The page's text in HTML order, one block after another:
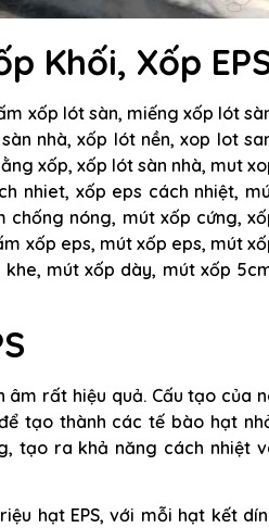
Khối, Xốp
xốp lót sàn, miếng xốp lót
nhà, xốp lót nền, xop lot
xốp, xốp lót sàn nhà, mut
nhiet, xốp eps cách nhiệt,
chống nóng, mút xốp cứng,
xốp eps, mút xốp eps, mút
mút xốp dày, mút xốp
âm rất hiệu quả. Cấu tạo của
tạo thành các tế bào hạt
tạo ra khả năng cách nhiệt
hạt EPS, với mỗi hạt kết